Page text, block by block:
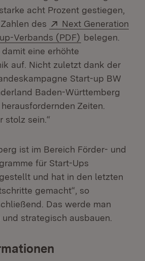
acht Prozent gestiegen,
des
Extern:
Next Generation
Verbands (PDF) (Öffnet in
belegen.
eine erhöhte
auf. Nicht zuletzt dank der
Start-up BW
Baden-Württemberg
Zeiten.
stolz sein.“
ist im Bereich Förder- und
für Start-Ups
und hat in den letzten
gemacht“, so
Das werde man
strategisch ausbauen.